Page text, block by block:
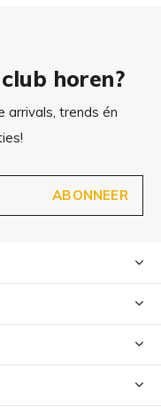
horen?
arrivals, trends én
ABONNEER